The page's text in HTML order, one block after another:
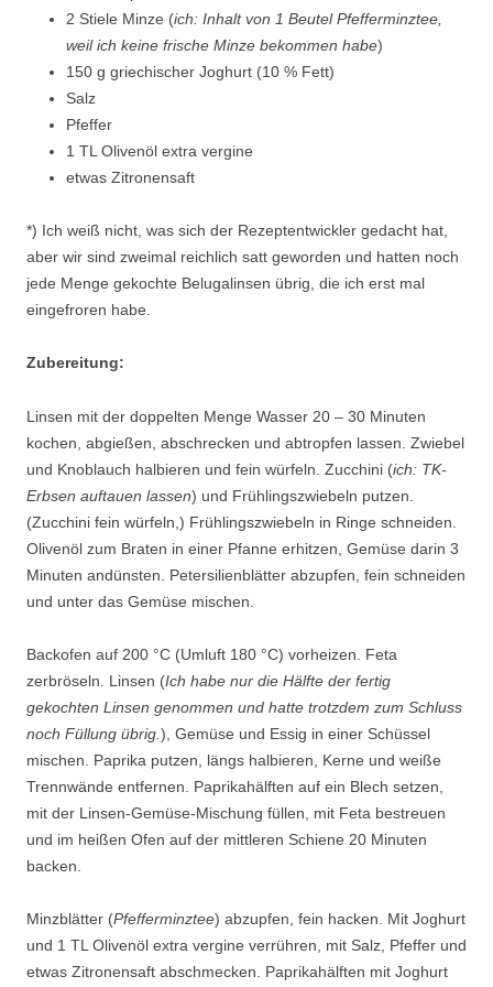
2 Stiele Minze (ich: Inhalt von 1 Beutel Pfefferminztee,
weil ich keine frische Minze bekommen habe)
150 g griechischer Joghurt (10 % Fett)
Salz
Pfeffer
1 TL Olivenöl extra vergine
etwas Zitronensaft
*) Ich weiß nicht, was sich der Rezeptentwickler gedacht hat,
aber wir sind zweimal reichlich satt geworden und hatten noch
jede Menge gekochte Belugalinsen übrig, die ich erst mal
eingefroren habe.
Zubereitung:
Linsen mit der doppelten Menge Wasser 20 – 30 Minuten
kochen, abgießen, abschrecken und abtropfen lassen. Zwiebel
und Knoblauch halbieren und fein würfeln. Zucchini (ich: TK-
Erbsen auftauen lassen) und Frühlingszwiebeln putzen.
(Zucchini fein würfeln,) Frühlingszwiebeln in Ringe schneiden.
Olivenöl zum Braten in einer Pfanne erhitzen, Gemüse darin 3
Minuten andünsten. Petersilienblätter abzupfen, fein schneiden
und unter das Gemüse mischen.
Backofen auf 200 °C (Umluft 180 °C) vorheizen. Feta
zerbröseln. Linsen (Ich habe nur die Hälfte der fertig
gekochten Linsen genommen und hatte trotzdem zum Schluss
noch Füllung übrig. ), Gemüse und Essig in einer Schüssel
mischen. Paprika putzen, längs halbieren, Kerne und weiße
Trennwände entfernen. Paprikahälften auf ein Blech setzen,
mit der Linsen-Gemüse-Mischung füllen, mit Feta bestreuen
und im heißen Ofen auf der mittleren Schiene 20 Minuten
backen.
Minzblätter (Pfefferminztee) abzupfen, fein hacken. Mit Joghurt
und 1 TL Olivenöl extra vergine verrühren, mit Salz, Pfeffer und
etwas Zitronensaft abschmecken. Paprikahälften mit Joghurt